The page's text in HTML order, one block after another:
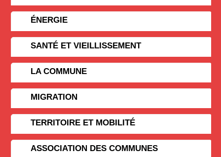
ÉNERGIE
SANTÉ ET VIEILLISSEMENT
LA COMMUNE
MIGRATION
TERRITOIRE ET MOBILITÉ
ASSOCIATION DES COMMUNES